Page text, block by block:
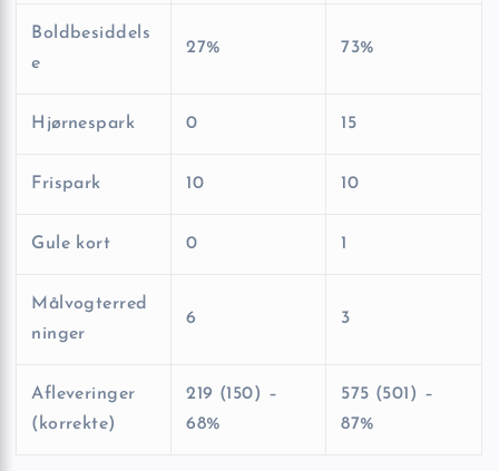
Boldbesiddels
e
27% 73%
Hjørnespark 0 15
Frispark 10 10
Gule kort 0 1
Målvogterred
ninger
6 3
Afleveringer
(korrekte)
219 (150) –
68%
575 (501) –
87%